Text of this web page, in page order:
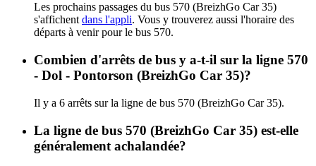
Les prochains passages du bus 570 (BreizhGo Car 35)
s'affichent dans l'appli. Vous y trouverez aussi l'horaire des
départs à venir pour le bus 570.
Combien d'arrêts de bus y a-t-il sur la ligne 570
- Dol - Pontorson (BreizhGo Car 35)?
Il y a 6 arrêts sur la ligne de bus 570 (BreizhGo Car 35).
La ligne de bus 570 (BreizhGo Car 35) est-elle
généralement achalandée?